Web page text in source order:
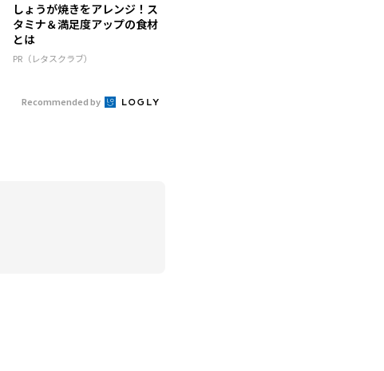
しょうが焼きをアレンジ！ス
タミナ＆満足度アップの食材
とは
PR（レタスクラブ）
Recommended by